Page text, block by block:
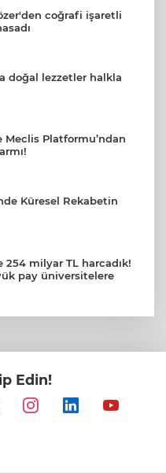
coğrafi işaretli
doğal lezzetler halkla
Meclis Platformu’ndan
Küresel Rekabetin
254 milyar TL harcadık!
pay üniversitelere
Derneği'nden
Edin!